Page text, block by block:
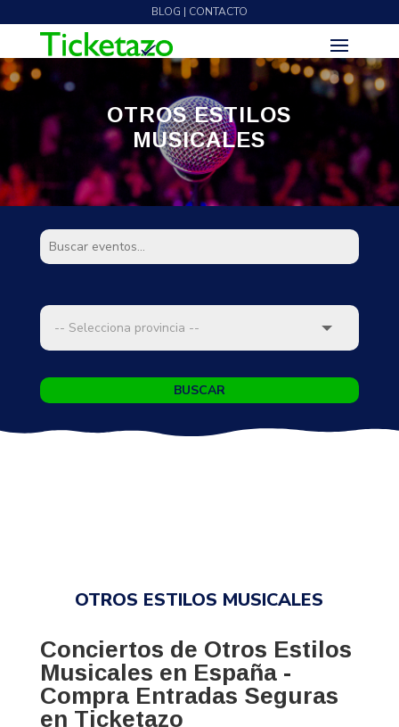
BLOG | CONTACTO
OTROS ESTILOS
MUSICALES
BUSCAR
OTROS ESTILOS MUSICALES
Conciertos de Otros Estilos
Musicales en España -
Compra Entradas Seguras
en Ticketazo